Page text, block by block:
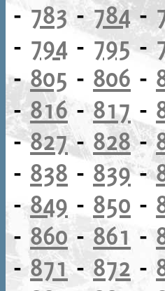
- 783 -784-
- 794 - 795-
-805 - 806 -
-816-817 -
-827- 828-
- 838 - 839-
-849 - 850 -
- 860 -861 -
- 871-872 -